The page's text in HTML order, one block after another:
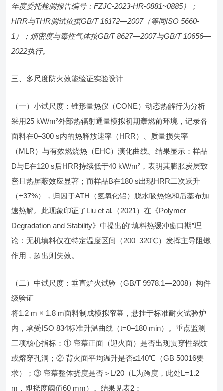
年度委托检测报告编号：FZJC-2023-HR-0881~0885）；
HRR与THR测试依据GB/T 16172—2007（等同ISO 5660-
1）；烟密度与毒性气体按GB/T 8627—2007与GB/T 10656—
2022执行。
三、多尺度防火效能验证实验设计
（一）小试尺度：锥形量热仪（CONE）动态热解行为分析
采用25 kW/m²外部热辐射通量模拟初期轰燃前环境，记录各
面料在0–300 s内的热释放速率（HRR）、质量损失率
（MLR）与有效燃烧热（EHC）演化曲线。结果显示：样品
D与E在120 s后HRR持续低于40 kW/m²，表明其膨胀炭层致
密且热屏蔽效应显著；而样品B在180 s出现HRR二次跃升
（+37%），归因于ATH（氢氧化铝）脱水吸热饱和后基布加
速热解。此现象印证了Liu et al.（2021）在《Polymer
Degradation and Stability》中提出的“填料热缓冲窗口期”理
论：无机填料仅在特定温度区间（200–320℃）发挥主导阻燃
作用，超出则失效。
（二）中试尺度：垂直炉火试验（GB/T 9978.1—2008）构件
级验证
将1.2 m × 1.8 m面料制成模拟帘幕，悬挂于标准耐火试验炉
内，承受ISO 834标准升温曲线（t=0–180 min）。重点监测
三项核心指标：① 帘幕正面（迎火面）是否出现贯穿性裂纹
或熔穿孔洞；② 背火面平均温升是否≤140℃（GB 50016要
求）；③ 帘幕整体挠度是否＞L/20（L为跨度，此处L=1.2
m，即挠度阈值60 mm）。结果见表2：